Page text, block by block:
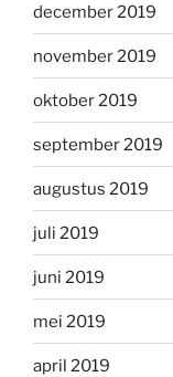
december 2019
november 2019
oktober 2019
september 2019
augustus 2019
juli 2019
juni 2019
mei 2019
april 2019